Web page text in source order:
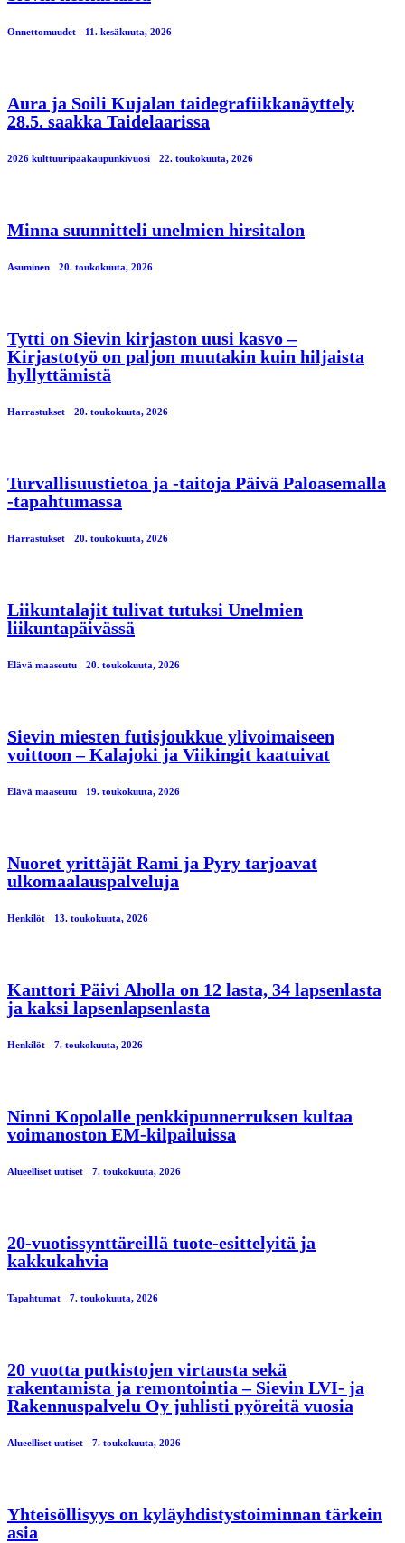
Onnettomuudet 11. kesäkuuta, 2026
Aura ja Soili Kujalan taidegrafiikkanäyttely
28.5. saakka Taidelaarissa
2026 kulttuuripääkaupunkivuosi 22. toukokuuta, 2026
Minna suunnitteli unelmien hirsitalon
Asuminen 20. toukokuuta, 2026
Tytti on Sievin kirjaston uusi kasvo –
Kirjastotyö on paljon muutakin kuin hiljaista
hyllyttämistä
Harrastukset 20. toukokuuta, 2026
Turvallisuustietoa ja -taitoja Päivä Paloasemalla
-tapahtumassa
Harrastukset 20. toukokuuta, 2026
Liikuntalajit tulivat tutuksi Unelmien
liikuntapäivässä
Elävä maaseutu 20. toukokuuta, 2026
Sievin miesten futisjoukkue ylivoimaiseen
voittoon – Kalajoki ja Viikingit kaatuivat
Elävä maaseutu 19. toukokuuta, 2026
Nuoret yrittäjät Rami ja Pyry tarjoavat
ulkomaalauspalveluja
Henkilöt 13. toukokuuta, 2026
Kanttori Päivi Aholla on 12 lasta, 34 lapsenlasta
ja kaksi lapsenlapsenlasta
Henkilöt 7. toukokuuta, 2026
Ninni Kopolalle penkkipunnerruksen kultaa
voimanoston EM-kilpailuissa
Alueelliset uutiset 7. toukokuuta, 2026
20-vuotissynttäreillä tuote-esittelyitä ja
kakkukahvia
Tapahtumat 7. toukokuuta, 2026
20 vuotta putkistojen virtausta sekä
rakentamista ja remontointia – Sievin LVI- ja
Rakennuspalvelu Oy juhlisti pyöreitä vuosia
Alueelliset uutiset 7. toukokuuta, 2026
Yhteisöllisyys on kyläyhdistystoiminnan tärkein
asia